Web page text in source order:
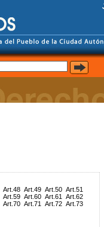
Art.48 Art.49 Art.50 Art.51
Art.59 Art.60 Art.61
Art.62
Art.70 Art.71 Art.72 Art.73